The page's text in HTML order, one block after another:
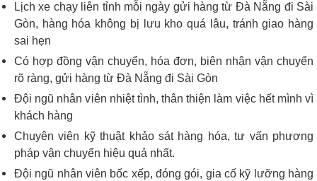
Lịch xe chạy liên tỉnh mỗi ngày gửi hàng từ Đà Nẵng đi Sài
Gòn, hàng hóa không bị lưu kho quá lâu, tránh giao hàng
sai hẹn
Có hợp đồng vận chuyển, hóa đơn, biên nhận vận chuyển
rõ ràng, gửi hàng từ Đà Nẵng đi Sài Gòn
Đội ngũ nhân viên nhiệt tình, thân thiện làm việc hết mình vì
khách hàng
Chuyên viên kỹ thuật khảo sát hàng hóa, tư vấn phương
pháp vận chuyển hiệu quả nhất.
Đội ngũ nhân viên bốc xếp, đóng gói, gia cố kỹ lưỡng hàng